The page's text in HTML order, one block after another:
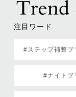
注目ワード
#ステップ補整ブ
#ナイトブ